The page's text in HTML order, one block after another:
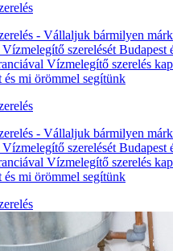
- Vállaljuk bármilyen
szerelését Budapest
Vízmelegítő szerelés
mi örömmel segítünk
- Vállaljuk bármilyen
szerelését Budapest
Vízmelegítő szerelés
mi örömmel segítünk